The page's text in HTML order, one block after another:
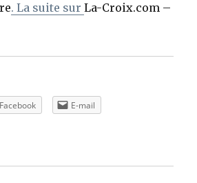
. La suite surLa-Croix.com –
Facebook
E-mail